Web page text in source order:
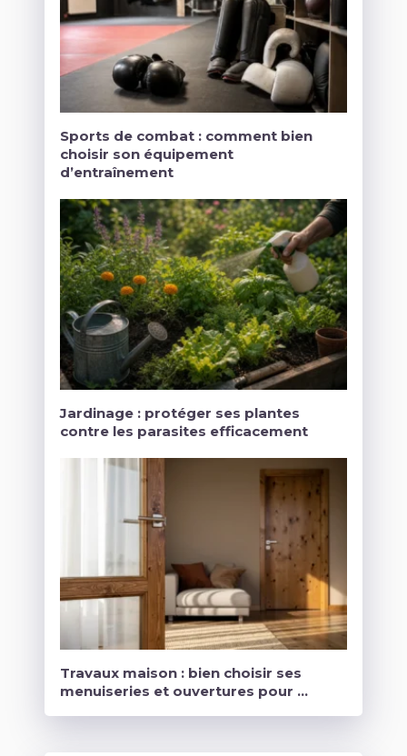
Sports de combat : comment bien
choisir son équipement
d’entraînement
Jardinage : protéger ses plantes
contre les parasites efficacement
Travaux maison : bien choisir ses
menuiseries et ouvertures pour …